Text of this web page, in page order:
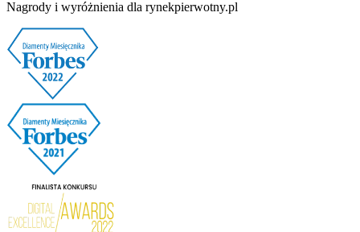
Nagrody i wyróżnienia dla rynekpierwotny.pl